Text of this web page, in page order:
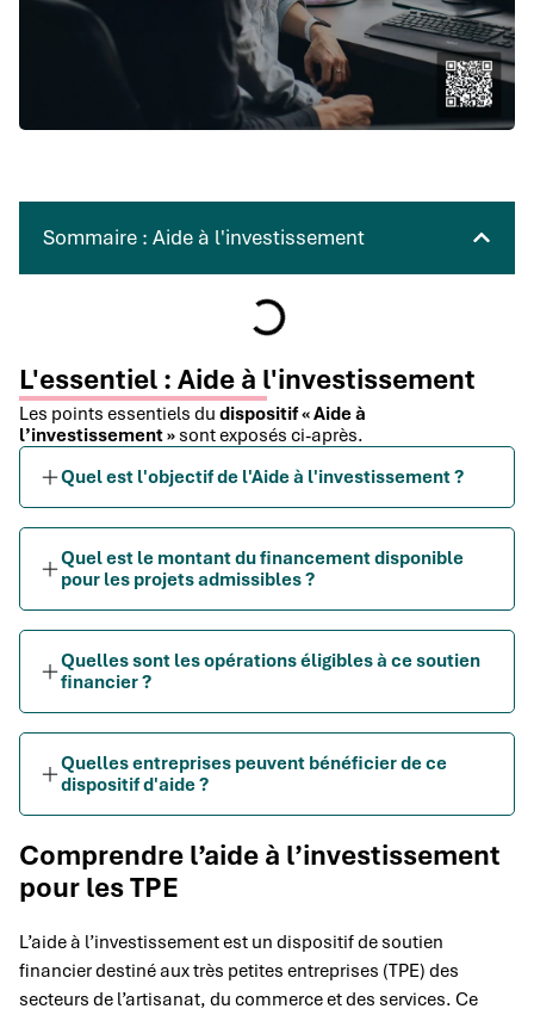
Sommaire : Aide à l'investissement
L'essentiel : Aide à l'investissement
Les points essentiels du dispositif « Aide à
l’investissement » sont exposés ci-après.
Quel est l'objectif de l'Aide à l'investissement ?
Quel est le montant du financement disponible
pour les projets admissibles ?
Quelles sont les opérations éligibles à ce soutien
financier ?
Quelles entreprises peuvent bénéficier de ce
dispositif d'aide ?
Comprendre l’aide à l’investissement
pour les TPE
L’aide à l’investissement est un dispositif de soutien
financier destiné aux très petites entreprises (TPE) des
secteurs de l’artisanat, du commerce et des services. Ce